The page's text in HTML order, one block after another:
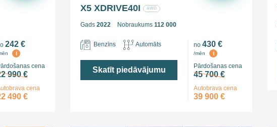
242 €
i
cena
990 €
cena
490 €
X5 XDRIVE40I
AWD
Gads 2022 Nobraukums 112 000
Benzīns Automāts
Skatīt piedāvājumu
no 430 €
/mēn
i
Pārdošanas cena
45 700 €
Autobrava cena
39 900 €